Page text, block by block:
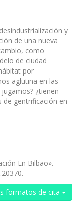
y
de una nueva
como
de ciudad
por
aglutina en las
¿tienen
de gentrificación en
En Bilbao».
formatos de cita